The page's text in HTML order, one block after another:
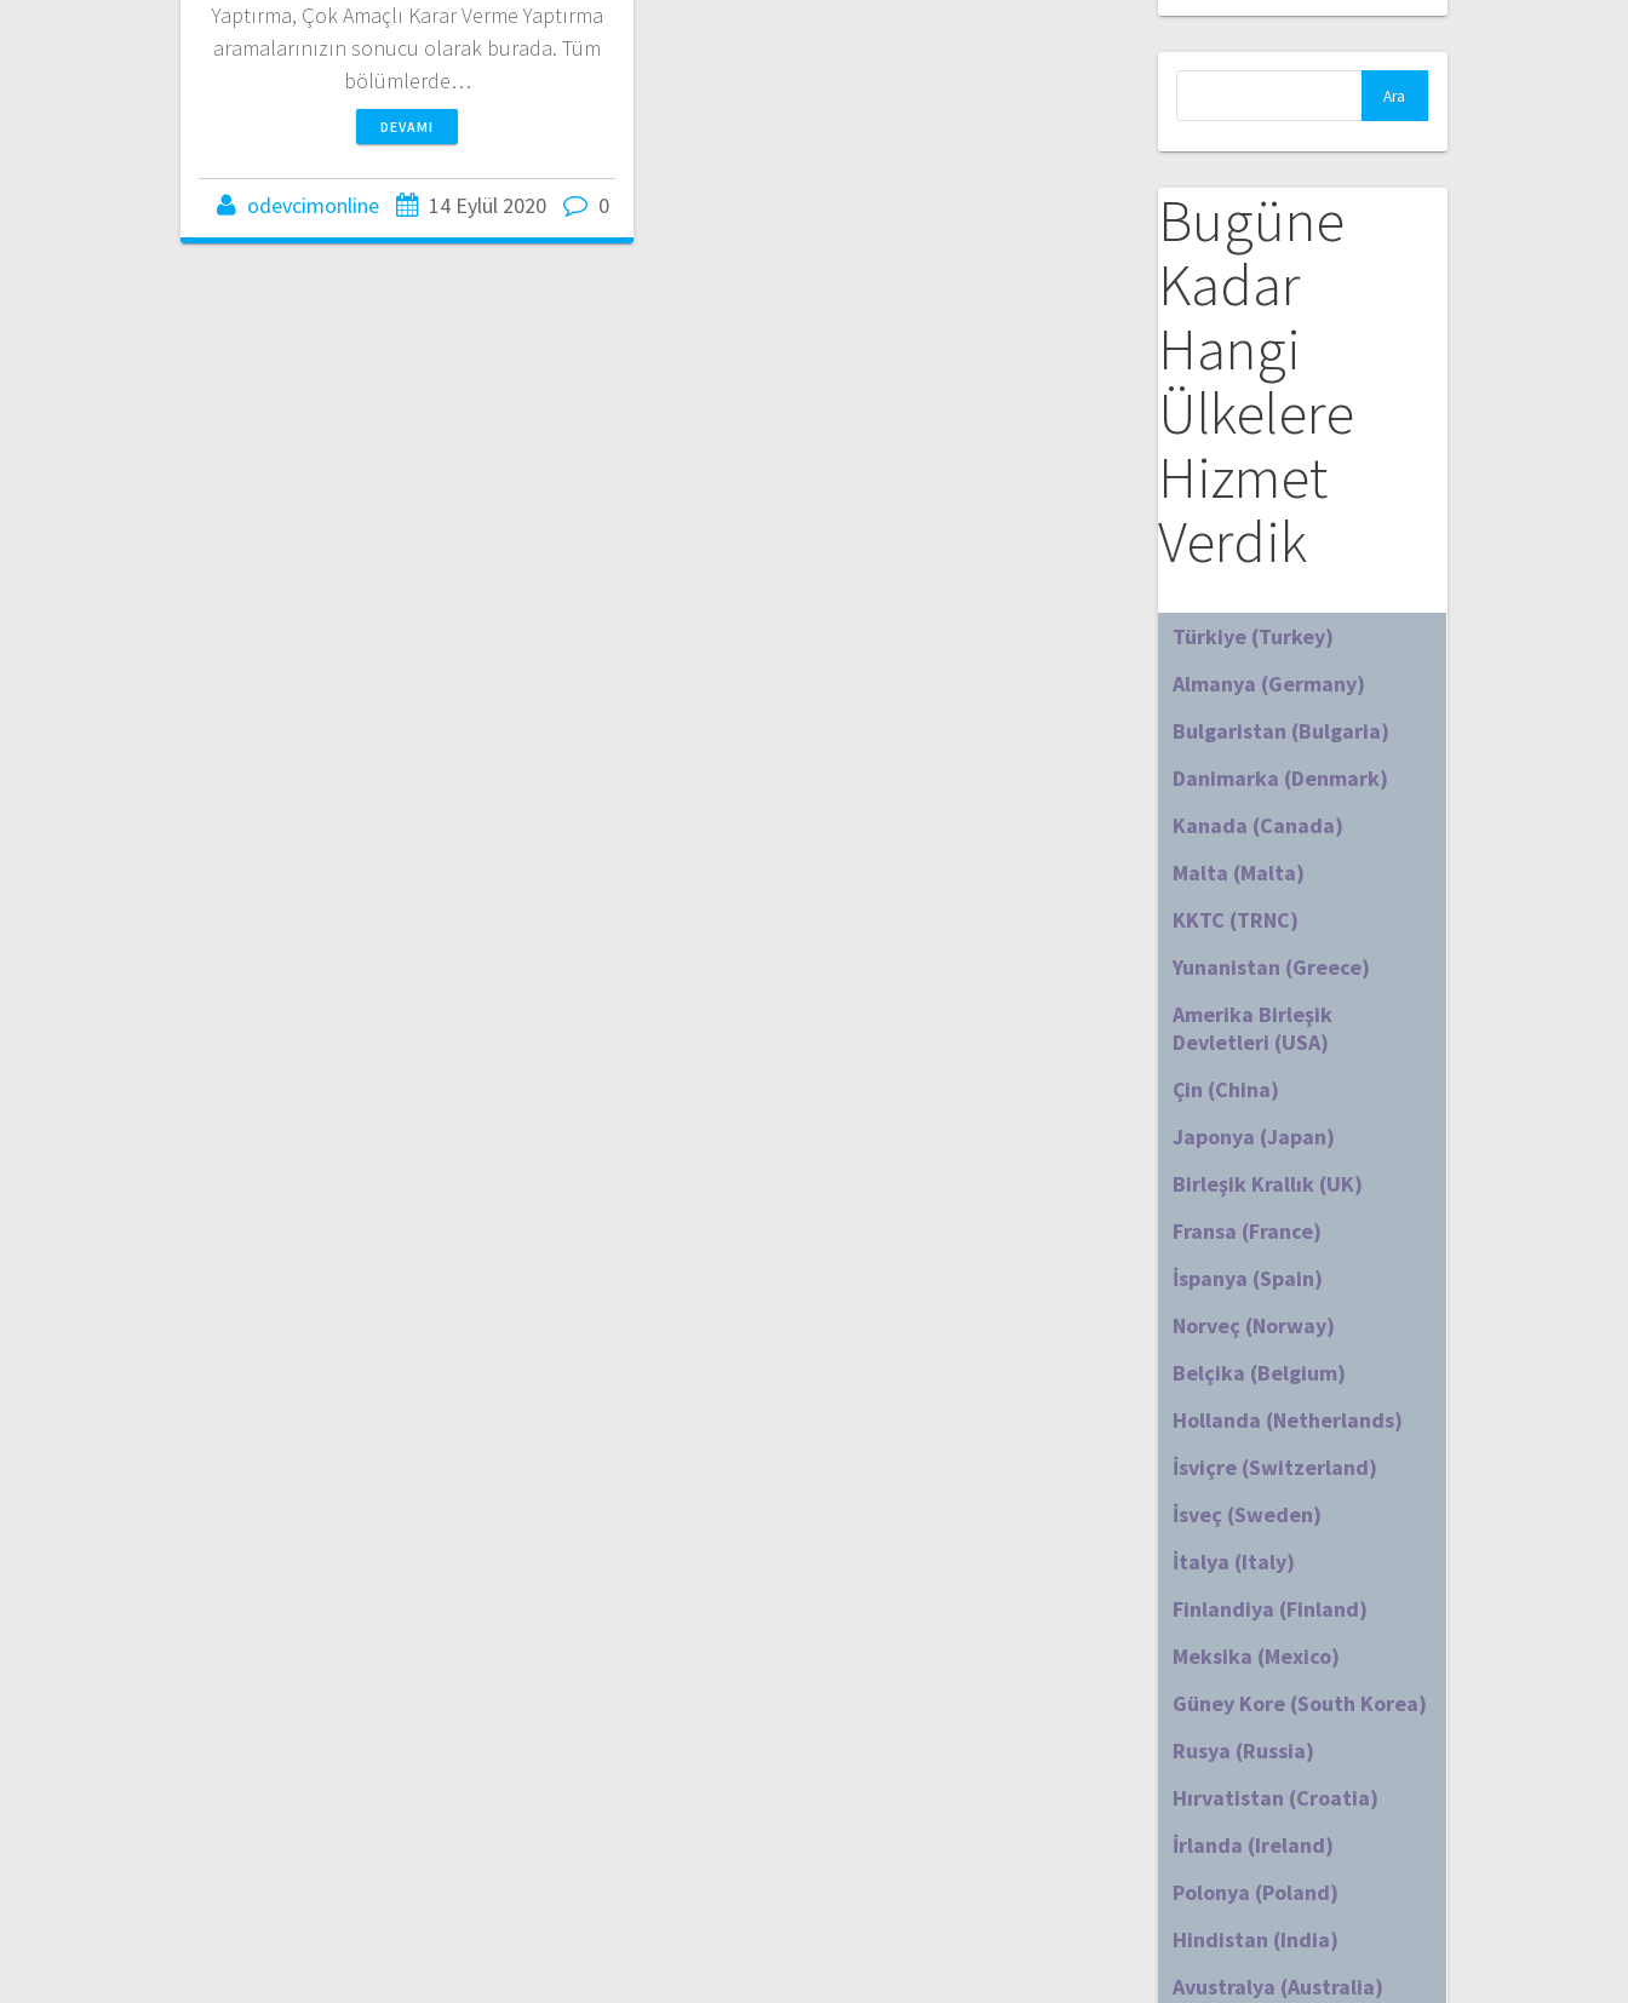
Yaptırma, Çok Amaçlı Karar Verme Yaptırma
aramalarınızın sonucu olarak burada. Tüm
bölümlerde…
DEVAMI
odevcimonline 14 Eylül 2020 0
Bugüne
Kadar
Hangi
Ülkelere
Hizmet
Verdik
Türkiye (Turkey)
Almanya (Germany)
Bulgaristan (Bulgaria)
Danimarka (Denmark)
Kanada (Canada)
Malta (Malta)
KKTC (TRNC)
Yunanistan (Greece)
Amerika Birleşik
Devletleri (USA)
Çin (China)
Japonya (Japan)
Birleşik Krallık (UK)
Fransa (France)
İspanya (Spain)
Norveç (Norway)
Belçika (Belgium)
Hollanda (Netherlands)
İsviçre (Switzerland)
İsveç (Sweden)
İtalya (Italy)
Finlandiya (Finland)
Meksika (Mexico)
Güney Kore (South Korea)
Rusya (Russia)
Hırvatistan (Croatia)
İrlanda (Ireland)
Polonya (Poland)
Hindistan (India)
Avustralya (Australia)